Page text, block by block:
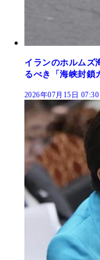
イランのホルム
るべき「海峡封鎖
2026年07月15日 07:30